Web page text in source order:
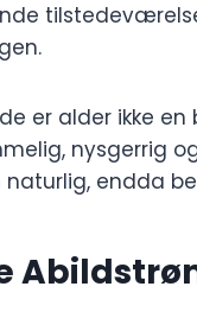
er alder ikke
nysgerrig
naturlig, endda